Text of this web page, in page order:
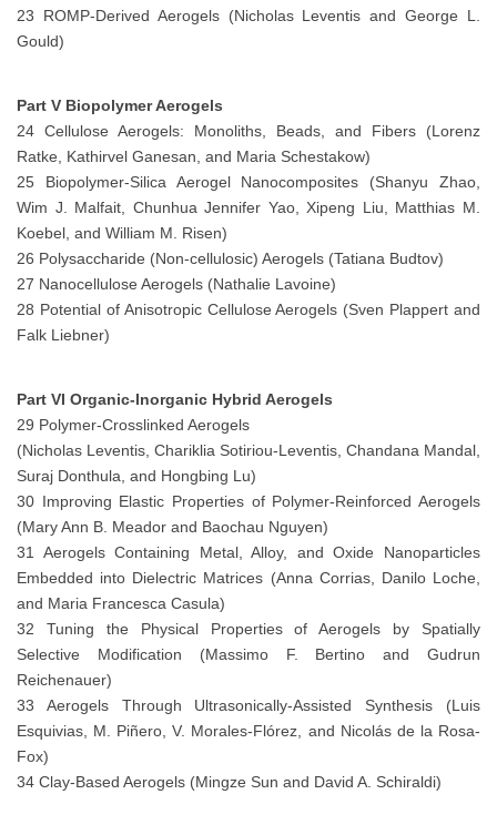
23 ROMP-Derived Aerogels (Nicholas Leventis and George L.
Gould)
Part V Biopolymer Aerogels
24 Cellulose Aerogels: Monoliths, Beads, and Fibers (Lorenz
Ratke, Kathirvel Ganesan, and Maria Schestakow)
25 Biopolymer-Silica Aerogel Nanocomposites (Shanyu Zhao,
Wim J. Malfait, Chunhua Jennifer Yao, Xipeng Liu, Matthias M.
Koebel, and William M. Risen)
26 Polysaccharide (Non-cellulosic) Aerogels (Tatiana Budtov)
27 Nanocellulose Aerogels (Nathalie Lavoine)
28 Potential of Anisotropic Cellulose Aerogels (Sven Plappert and
Falk Liebner)
Part VI Organic-Inorganic Hybrid Aerogels
29 Polymer-Crosslinked Aerogels
(Nicholas Leventis, Chariklia Sotiriou-Leventis, Chandana Mandal,
Suraj Donthula, and Hongbing Lu)
30 Improving Elastic Properties of Polymer-Reinforced Aerogels
(Mary Ann B. Meador and Baochau Nguyen)
31 Aerogels Containing Metal, Alloy, and Oxide Nanoparticles
Embedded into Dielectric Matrices (Anna Corrias, Danilo Loche,
and Maria Francesca Casula)
32 Tuning the Physical Properties of Aerogels by Spatially
Selective Modification (Massimo F. Bertino and Gudrun
Reichenauer)
33 Aerogels Through Ultrasonically-Assisted Synthesis (Luis
Esquivias, M. Piñero, V. Morales-Flórez, and Nicolás de la Rosa-
Fox)
34 Clay-Based Aerogels (Mingze Sun and David A. Schiraldi)